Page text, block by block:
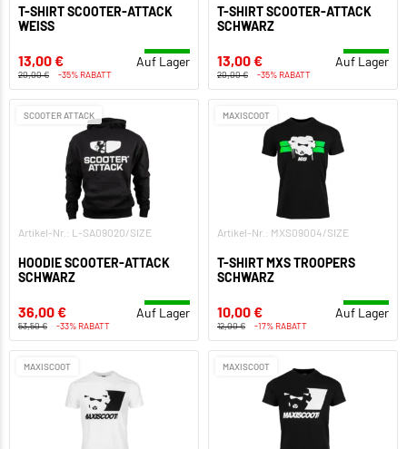
T-SHIRT SCOOTER-ATTACK
WEISS
13,00 € Auf Lager
20,00 € -35% RABATT
T-SHIRT SCOOTER-ATTACK
SCHWARZ
13,00 € Auf Lager
20,00 € -35% RABATT
SCOOTER ATTACK
Artikel-Nr.: L-SA09020/SIZE
HOODIE SCOOTER-ATTACK
SCHWARZ
36,00 € Auf Lager
53,50 € -33% RABATT
MAXISCOOT
Artikel-Nr.: MXS09004/SIZE
T-SHIRT MXS TROOPERS
SCHWARZ
10,00 € Auf Lager
12,00 € -17% RABATT
MAXISCOOT MAXISCOOT